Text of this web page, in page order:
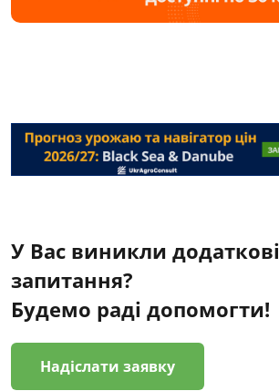
У Вас виникли додаткові
запитання?
Будемо раді допомогти!
Надіслати заявку